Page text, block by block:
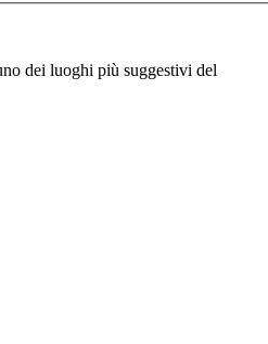
dei luoghi più suggestivi del